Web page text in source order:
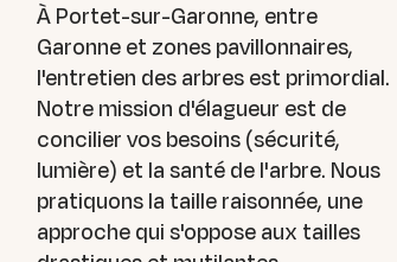
À Portet-sur-Garonne, entre
Garonne et zones pavillonnaires,
l'entretien des arbres est primordial.
Notre mission d'élagueur est de
concilier vos besoins (sécurité,
lumière) et la santé de l'arbre. Nous
pratiquons la taille raisonnée, une
approche qui s'oppose aux tailles